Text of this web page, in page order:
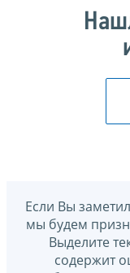
Если Вы
мы будем
Выделите
содержит